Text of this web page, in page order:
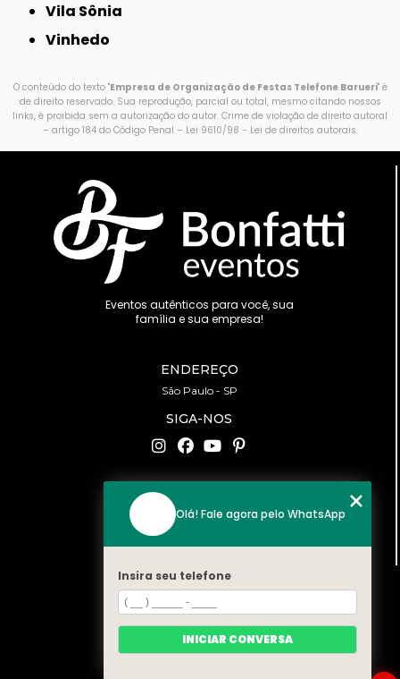
Vila Sônia
Vinhedo
O conteúdo do texto "Empresa de Organização de Festas Telefone Barueri" é
de direito reservado. Sua reprodução, parcial ou total, mesmo citando nossos
links, é proibida sem a autorização do autor. Crime de violação de direito autoral
– artigo 184 do Código Penal – Lei 9610/98 - Lei de direitos autorais.
Eventos autênticos para você, sua
família e sua empresa!
ENDEREÇO
São Paulo - SP
SIGA-NOS
CONTATO
(11) 94519-2422
contato@bonfattieventos.com.br
MENU
HOME
A BONFATTI
SERVIÇOS
Olá! Fale agora pelo WhatsApp
Insira seu telefone
INICIAR CONVERSA